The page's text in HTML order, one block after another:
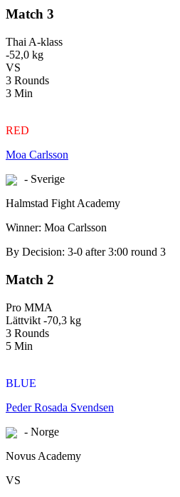
Match 3
Thai A-klass
-52,0 kg
VS
3 Rounds
3 Min
RED
Moa Carlsson
- Sverige
Halmstad Fight Academy
Winner: Moa Carlsson
By Decision: 3-0 after 3:00 round 3
Match 2
Pro MMA
Lättvikt -70,3 kg
3 Rounds
5 Min
BLUE
Peder Rosada Svendsen
- Norge
Novus Academy
VS